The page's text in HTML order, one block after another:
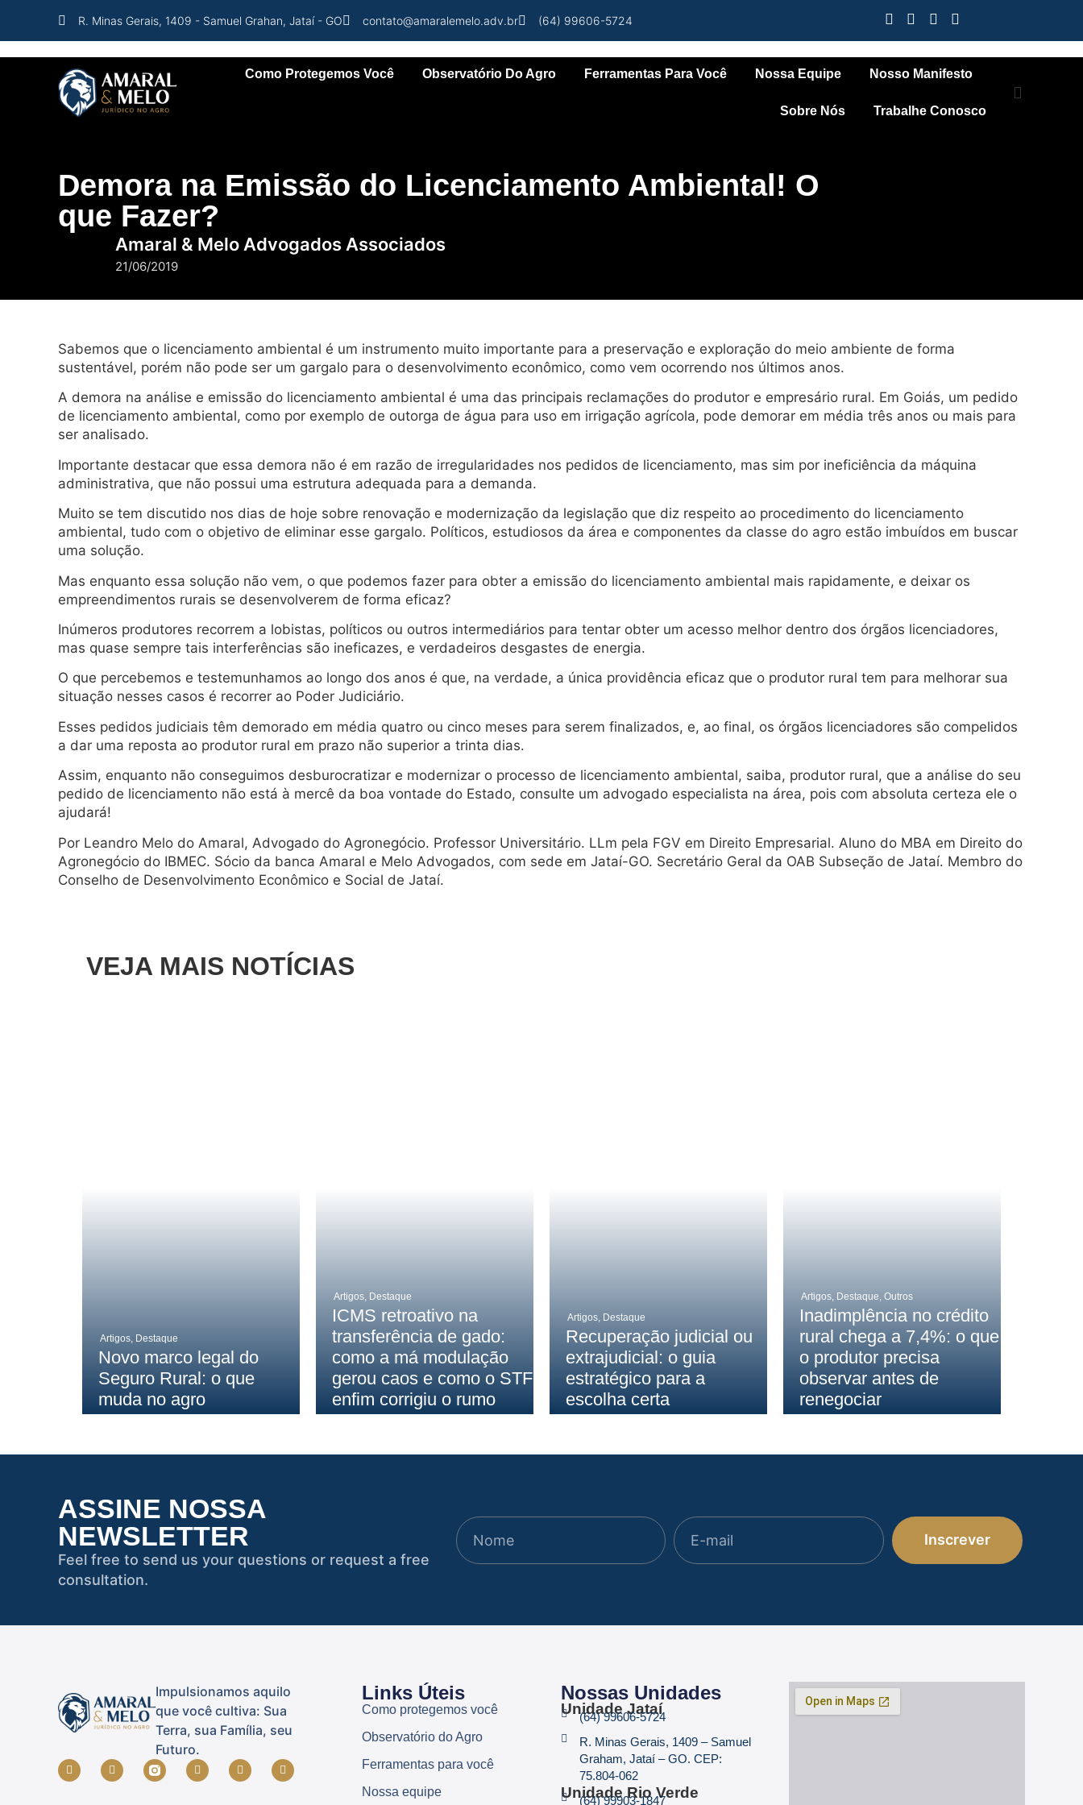
R. Minas Gerais, 1409 - Samuel Grahan, Jataí - GO contato@amaralemelo.adv.br (64) 99606-5724
Como Protegemos Você Observatório Do Agro Ferramentas Para Você Nossa Equipe Nosso Manifesto
Sobre Nós Trabalhe Conosco
Demora na Emissão do Licenciamento Ambiental! O
que Fazer?
Amaral & Melo Advogados Associados
21/06/2019
Sabemos que o licenciamento ambiental é um instrumento muito importante para a preservação e exploração do meio ambiente de forma
sustentável, porém não pode ser um gargalo para o desenvolvimento econômico, como vem ocorrendo nos últimos anos.
A demora na análise e emissão do licenciamento ambiental é uma das principais reclamações do produtor e empresário rural. Em Goiás, um pedido
de licenciamento ambiental, como por exemplo de outorga de água para uso em irrigação agrícola, pode demorar em média três anos ou mais para
ser analisado.
Importante destacar que essa demora não é em razão de irregularidades nos pedidos de licenciamento, mas sim por ineficiência da máquina
administrativa, que não possui uma estrutura adequada para a demanda.
Muito se tem discutido nos dias de hoje sobre renovação e modernização da legislação que diz respeito ao procedimento do licenciamento
ambiental, tudo com o objetivo de eliminar esse gargalo. Políticos, estudiosos da área e componentes da classe do agro estão imbuídos em buscar
uma solução.
Mas enquanto essa solução não vem, o que podemos fazer para obter a emissão do licenciamento ambiental mais rapidamente, e deixar os
empreendimentos rurais se desenvolverem de forma eficaz?
Inúmeros produtores recorrem a lobistas, políticos ou outros intermediários para tentar obter um acesso melhor dentro dos órgãos licenciadores,
mas quase sempre tais interferências são ineficazes, e verdadeiros desgastes de energia.
O que percebemos e testemunhamos ao longo dos anos é que, na verdade, a única providência eficaz que o produtor rural tem para melhorar sua
situação nesses casos é recorrer ao Poder Judiciário.
Esses pedidos judiciais têm demorado em média quatro ou cinco meses para serem finalizados, e, ao final, os órgãos licenciadores são compelidos
a dar uma reposta ao produtor rural em prazo não superior a trinta dias.
Assim, enquanto não conseguimos desburocratizar e modernizar o processo de licenciamento ambiental, saiba, produtor rural, que a análise do seu
pedido de licenciamento não está à mercê da boa vontade do Estado, consulte um advogado especialista na área, pois com absoluta certeza ele o
ajudará!
Por Leandro Melo do Amaral, Advogado do Agronegócio. Professor Universitário. LLm pela FGV em Direito Empresarial. Aluno do MBA em Direito do
Agronegócio do IBMEC. Sócio da banca Amaral e Melo Advogados, com sede em Jataí-GO. Secretário Geral da OAB Subseção de Jataí. Membro do
Conselho de Desenvolvimento Econômico e Social de Jataí.
VEJA MAIS NOTÍCIAS
Artigos, Destaque
Novo marco legal do
Seguro Rural: o que
muda no agro
Artigos, Destaque
ICMS retroativo na
transferência de gado:
como a má modulação
gerou caos e como o STF
enfim corrigiu o rumo
Artigos, Destaque
Recuperação judicial ou
extrajudicial: o guia
estratégico para a
escolha certa
Artigos, Destaque, Outros
Inadimplência no crédito
rural chega a 7,4%: o que
o produtor precisa
observar antes de
renegociar
ASSINE NOSSA
NEWSLETTER
Feel free to send us your questions or request a free
consultation.
Inscrever
Impulsionamos aquilo
que você cultiva: Sua
Terra, sua Família, seu
Futuro.
Links Úteis
Como protegemos você
Observatório do Agro
Ferramentas para você
Nossa equipe
Nossas Unidades
Unidade Jataí
(64) 99606-5724
R. Minas Gerais, 1409 – Samuel
Graham, Jataí – GO. CEP:
75.804-062
Unidade Rio Verde
(64) 99903-1847